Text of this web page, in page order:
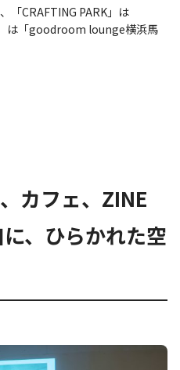
「CRAFTING PARK」は
」は「goodroom lounge横浜馬
カフェ、ZINE
、ひらかれた空